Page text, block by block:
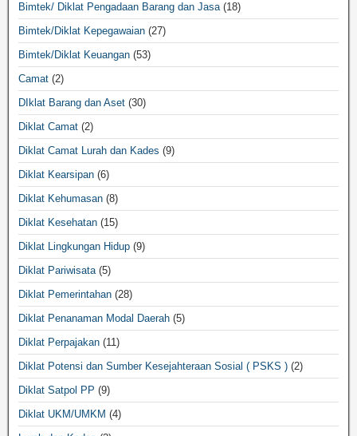
Bimtek/ Diklat Pengadaan Barang dan Jasa(18)
Bimtek/Diklat Kepegawaian (27)
Bimtek/Diklat Keuangan (53)
Camat (2)
DIklat Barang dan Aset (30)
Diklat Camat (2)
Diklat Camat Lurah dan Kades (9)
Diklat Kearsipan (6)
Diklat Kehumasan (8)
Diklat Kesehatan (15)
Diklat Lingkungan Hidup (9)
Diklat Pariwisata(5)
Diklat Pemerintahan (28)
Diklat Penanaman Modal Daerah (5)
Diklat Perpajakan (11)
Diklat Potensi dan Sumber Kesejahteraan Sosial ( PSKS ) (2)
Diklat Satpol PP (9)
Diklat UKM/UMKM (4)